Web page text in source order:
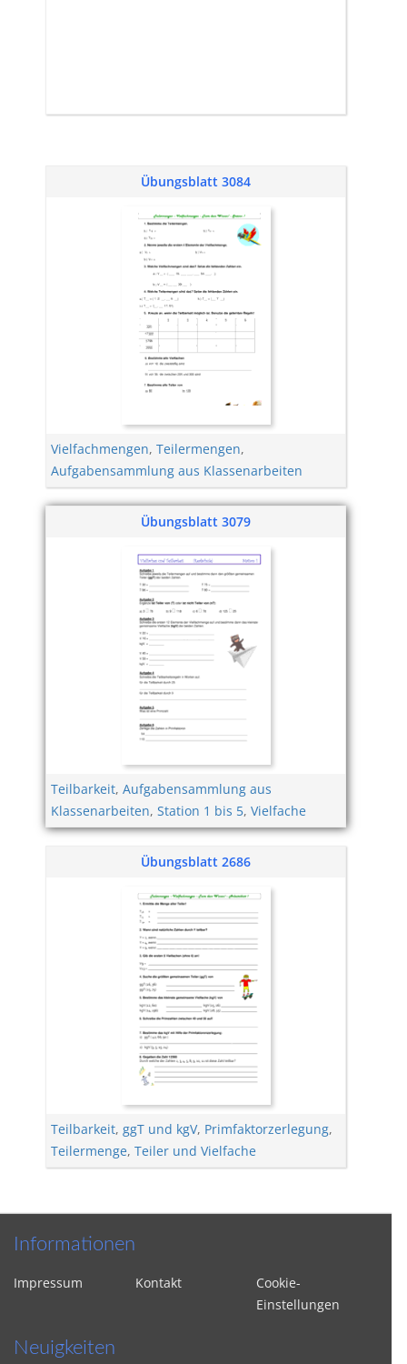
Übungsblatt 3084
Vielfachmengen, Teilermengen,
Aufgabensammlung aus Klassenarbeiten
Übungsblatt 3079
Teilbarkeit, Aufgabensammlung aus
Klassenarbeiten, Station 1 bis 5, Vielfache
Übungsblatt 2686
Teilbarkeit, ggT und kgV, Primfaktorzerlegung,
Teilermenge, Teiler und Vielfache
Informationen
Impressum Kontakt
Cookie-
Einstellungen
Neuigkeiten